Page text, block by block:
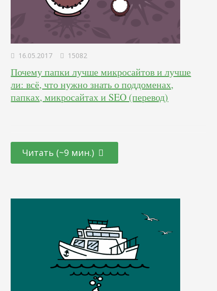
16.05.2017 15082
Почему папки лучше микросайтов и лучше
ли: всё, что нужно знать о поддоменах,
папках, микросайтах и SEO (перевод)
Читать (~9 мин.)